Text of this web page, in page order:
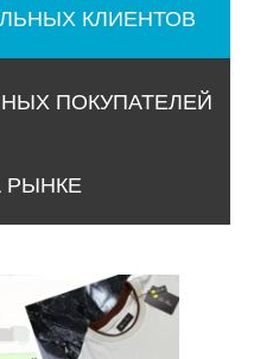
КЛИЕНТОВ
ПОКУПАТЕЛЕЙ
РЫНКЕ